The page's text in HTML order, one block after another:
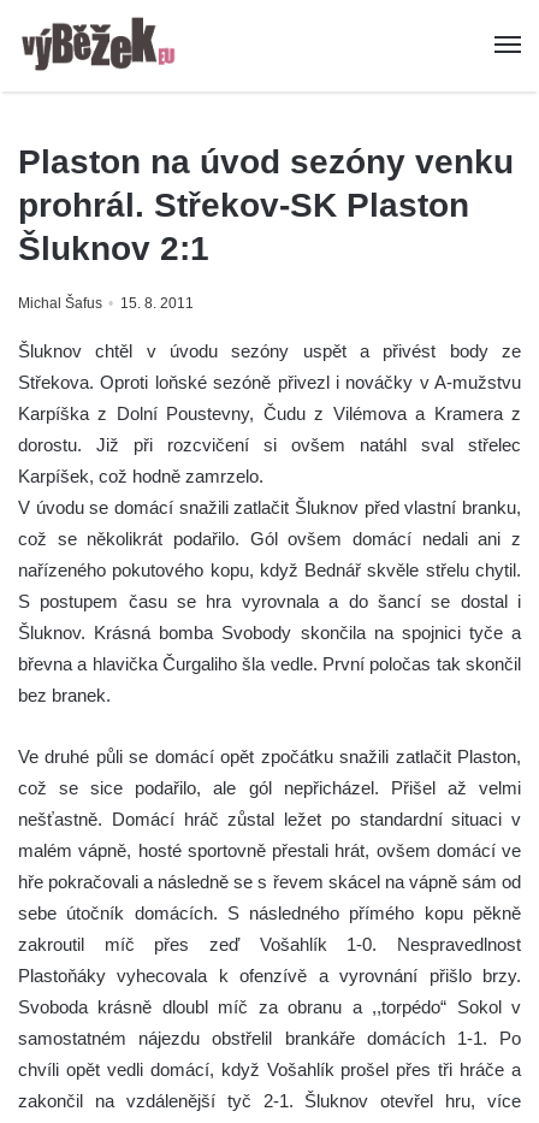
Plaston na úvod sezóny venku
prohrál. Střekov-SK Plaston
Šluknov 2:1
Michal Šafus 15. 8. 2011
Šluknov chtěl v úvodu sezóny uspět a přivést body ze
Střekova. Oproti loňské sezóně přivezl i nováčky v A-mužstvu
Karpíška z Dolní Poustevny, Čudu z Vilémova a Kramera z
dorostu. Již při rozcvičení si ovšem natáhl sval střelec
Karpíšek, což hodně zamrzelo.
V úvodu se domácí snažili zatlačit Šluknov před vlastní branku,
což se několikrát podařilo. Gól ovšem domácí nedali ani z
nařízeného pokutového kopu, když Bednář skvěle střelu chytil.
S postupem času se hra vyrovnala a do šancí se dostal i
Šluknov. Krásná bomba Svobody skončila na spojnici tyče a
břevna a hlavička Čurgaliho šla vedle. První poločas tak skončil
bez branek.
Ve druhé půli se domácí opět zpočátku snažili zatlačit Plaston,
což se sice podařilo, ale gól nepřicházel. Přišel až velmi
nešťastně. Domácí hráč zůstal ležet po standardní situaci v
malém vápně, hosté sportovně přestali hrát, ovšem domácí ve
hře pokračovali a následně se s řevem skácel na vápně sám od
sebe útočník domácích. S následného přímého kopu pěkně
zakroutil míč přes zeď Vošahlík 1-0. Nespravedlnost
Plastoňáky vyhecovala k ofenzívě a vyrovnání přišlo brzy.
Svoboda krásně dloubl míč za obranu a ,,torpédo“ Sokol v
samostatném nájezdu obstřelil brankáře domácích 1-1. Po
chvíli opět vedli domácí, když Vošahlík prošel přes tři hráče a
zakončil na vzdálenější tyč 2-1. Šluknov otevřel hru, více